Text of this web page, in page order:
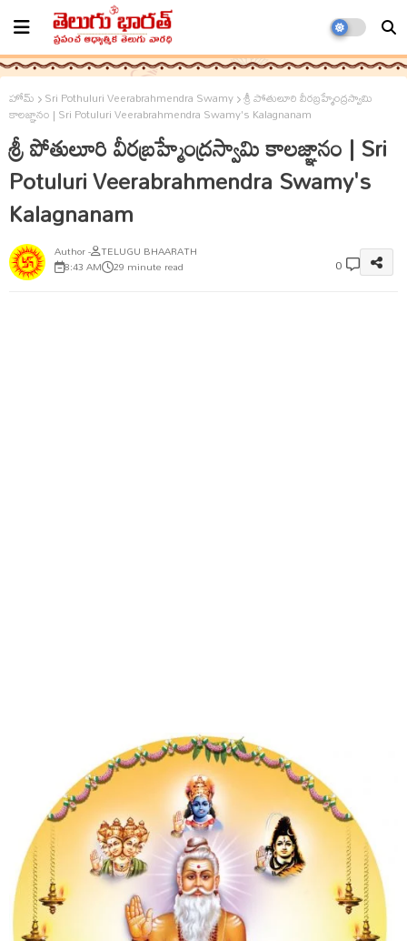
హోమ్ Sri Pothuluri Veerabrahmendra Swamy శ్రీ పోతులూరి వీరబ్రహ్మేంద్రస్వామి
కాలజ్ఞానం | Sri Potuluri Veerabrahmendra Swamy's Kalagnanam
శ్రీ పోతులూరి వీరబ్రహ్మేంద్రస్వామి కాలజ్ఞానం | Sri
Potuluri Veerabrahmendra Swamy's
Kalagnanam
TELUGU BHAARATH
8:43 AM 29 minute read 0